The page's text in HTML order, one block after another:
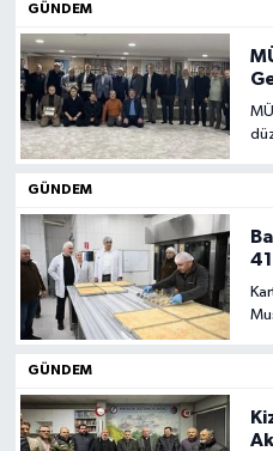
GÜNDEM
GÜNDEM
GÜNDEM